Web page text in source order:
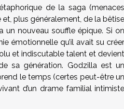
de la saga (menaces
plus généralement, de la bêtise
un nouveau souffle épique. Si on
émotionnelle qu’il avait su créer
et indiscutable talent et devient
sa génération. Godzilla est un
le temps (certes peut-être un
d’un drame familial intimiste